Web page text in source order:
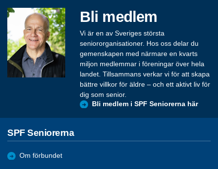
Bli medlem
Vi är en av Sveriges största
seniororganisationer. Hos oss delar du
gemenskapen med närmare en kvarts
miljon medlemmar i föreningar över hela
landet. Tillsammans verkar vi för att skapa
bättre villkor för äldre – och ett aktivt liv för
dig som senior.
Bli medlem i SPF Seniorerna här
SPF Seniorerna
Om förbundet